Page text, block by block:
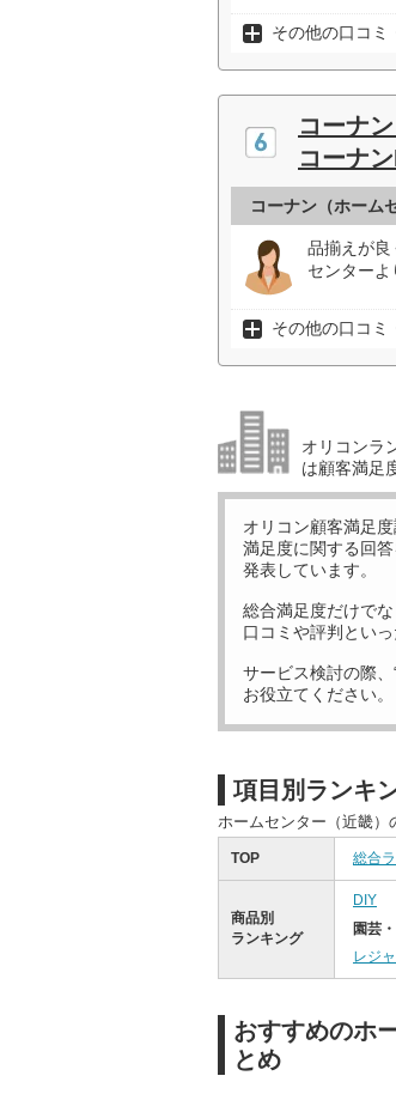
その他の口コミ
コーナ
コーナン
コーナン（ホーム
品揃えが良
センターよ
その他の口コミ
オリコンラ
は顧客満足
オリコン顧客満足
満足度に関する回
発表しています。
総合満足度だけで
口コミや評判とい
サービス検討の際
お役立てください。
項目別ランキ
ホームセンター（近畿）
TOP 総合
商品別
ランキング
DIY
園芸
レジ
おすすめのホ
とめ